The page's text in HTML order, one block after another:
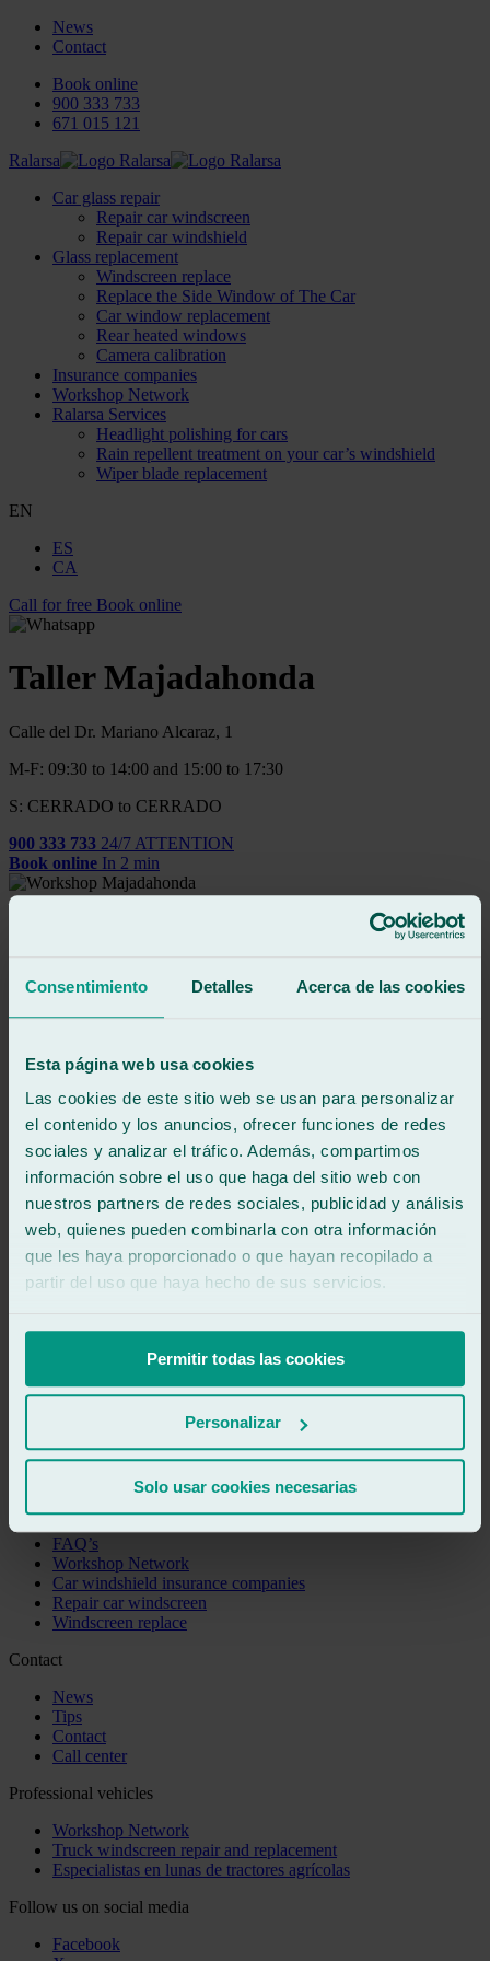
Consentimiento Detalles Acerca de las cookies
Esta página web usa cookies
Las cookies de este sitio web se usan para personalizar
el contenido y los anuncios, ofrecer funciones de redes
sociales y analizar el tráfico. Además, compartimos
información sobre el uso que haga del sitio web con
nuestros partners de redes sociales, publicidad y análisis
web, quienes pueden combinarla con otra información
que les haya proporcionado o que hayan recopilado a
partir del uso que haya hecho de sus servicios.
Permitir todas las cookies
Personalizar
Solo usar cookies necesarias
News
Contact
Book online
900 333 733
671 015 121
Ralarsa
Car glass repair
Repair car windscreen
Repair car windshield
Glass replacement
Windscreen replace
Replace the Side Window of The Car
Car window replacement
Rear heated windows
Camera calibration
Insurance companies
Workshop Network
Ralarsa Services
Headlight polishing for cars
Rain repellent treatment on your car’s windshield
Wiper blade replacement
EN
ES
CA
Call for free Book online
Taller Majadahonda
Calle del Dr. Mariano Alcaraz, 1
M-F: 09:30 to 14:00 and 15:00 to 17:30
S: CERRADO to CERRADO
900 333 733 24/7 ATTENTION
Book online In 2 min
Reparación y Sustitución Urgente de Vidrios del Automóvil
Car Window Regulator Repair
Olvida el papeleo del seguro
Reparamos tu luna en 30 minutos y nos encargamos de la gestión
con el seguro.
Pide cita ahora
Book online
900 333 733
Join our team
FAQ’s
Workshop Network
Car windshield insurance companies
Repair car windscreen
Windscreen replace
Contact
News
Tips
Contact
Call center
Professional vehicles
Workshop Network
Truck windscreen repair and replacement
Especialistas en lunas de tractores agrícolas
Follow us on social media
Facebook